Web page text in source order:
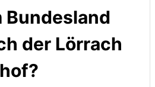
Bundesland
der Lörrach